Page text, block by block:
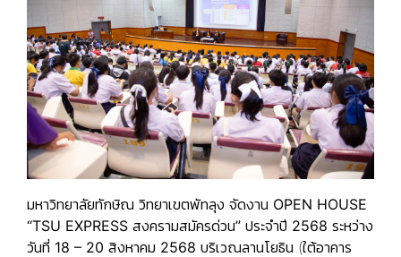
มหาวิทยาลัยทักษิณ วิทยาเขตพัทลุง จัดงาน OPEN HOUSE
“TSU EXPRESS สงครามสมัครด่วน” ประจำปี 2568 ระหว่าง
วันที่ 18 – 20 สิงหาคม 2568 บริเวณลานโยธิน (ใต้อาคาร